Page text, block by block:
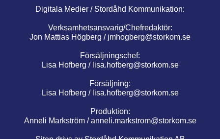
Digitala Medier / Stordåhd Kommunikation:
Verksamhetsansvarig/Chefredaktör:
Jon Mattias Högberg / jmhogberg@storkom.se
Försäljningschef:
Lisa Hofberg / lisa.hofberg@storkom.se
Försäljning:
Lisa Hofberg / lisa.hofberg@storkom.se
Produktion:
Anneli Markström /anneli.markstrom@storkom.se